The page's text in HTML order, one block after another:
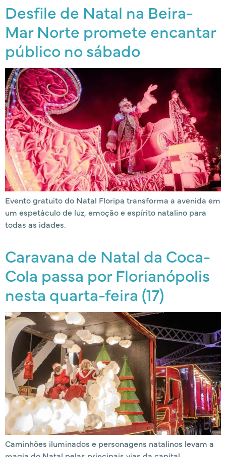
Desfile de Natal na Beira-
Mar Norte promete encantar
público no sábado
Evento gratuito do Natal Floripa transforma a avenida em
um espetáculo de luz, emoção e espírito natalino para
todas as idades.
Caravana de Natal da Coca-
Cola passa por Florianópolis
nesta quarta-feira (17)
Caminhões iluminados e personagens natalinos levam a